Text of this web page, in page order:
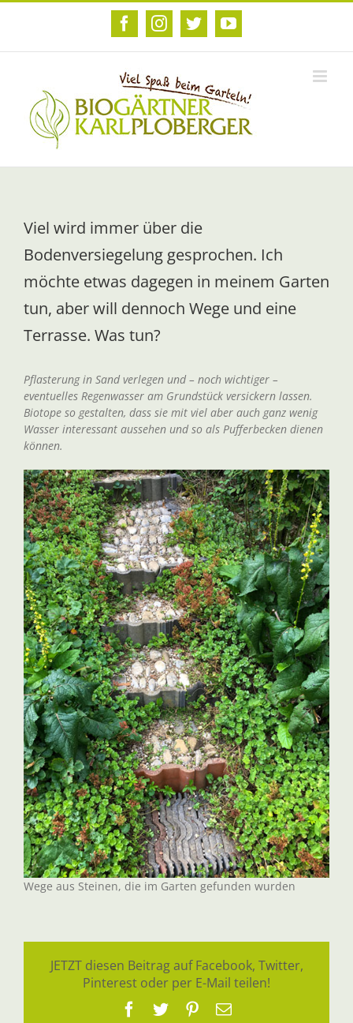
Zum
FacebookInstagram
TwitterYouTube
Viel wird immer über die
Bodenversiegelung gesprochen. Ich
möchte etwas dagegen in meinem Garten
tun, aber will dennoch Wege und eine
Terrasse. Was tun?
Pflasterung in Sand verlegen und – noch wichtiger –
eventuelles Regenwasser am Grundstück versickern lassen.
Biotope so gestalten, dass sie mit viel aber auch ganz wenig
Wasser interessant aussehen und so als Pufferbecken dienen
können.
Wege aus Steinen, die im Garten gefunden wurden
JETZT diesen Beitrag auf Facebook, Twitter,
Pinterest oder per E-Mail teilen!
Facebook
TwitterPinterest
E-